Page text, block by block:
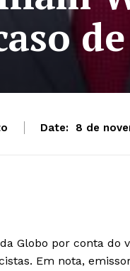
Date: 8 de
Globo por conta do
Em nota,